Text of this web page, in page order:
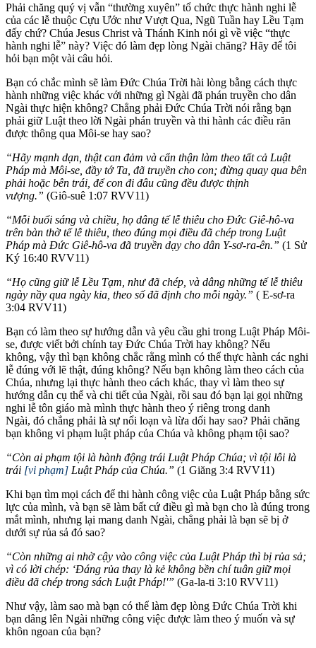
Phải chăng quý vị vẫn “thường xuyên” tổ chức thực hành nghi lễ
của các lễ thuộc Cựu Ước như Vượt Qua, Ngũ Tuần hay Lều Tạm
đấy chứ? Chúa Jesus Christ và Thánh Kinh nói gì về việc “thực
hành nghi lễ” này? Việc đó làm đẹp lòng Ngài chăng? Hãy để tôi
hỏi bạn một vài câu hỏi.
Bạn có chắc mình sẽ làm Đức Chúa Trời hài lòng bằng cách thực
hành những việc khác với những gì Ngài đã phán truyền cho dân
Ngài thực hiện không? Chẳng phải Đức Chúa Trời nói rằng bạn
phải giữ Luật theo lời Ngài phán truyền và thi hành các điều răn
được thông qua Môi-se hay sao?
“Hãy mạnh dạn, thật can đảm và cẩn thận làm theo tất cả Luật
Pháp mà Môi-se, đầy tớ Ta, đã truyền cho con; đừng quay qua bên
phải hoặc bên trái, để con đi đâu cũng đều được thịnh
vượng.” (Giô-suê 1:07 RVV11)
“Mỗi buổi sáng và chiều, họ dâng tế lễ thiêu cho Đức Giê-hô-va
trên bàn thờ tế lễ thiêu, theo đúng mọi điều đã chép trong Luật
Pháp mà Đức Giê-hô-va đã truyền dạy cho dân Y-sơ-ra-ên.” (1 Sử
Ký 16:40 RVV11)
“Họ cũng giữ lễ Lều Tạm, như đã chép, và dâng những tế lễ thiêu
ngày nầy qua ngày kia, theo số đã định cho mỗi ngày.” ( E-sơ-ra
3:04 RVV11)
Bạn có làm theo sự hướng dẫn và yêu cầu ghi trong Luật Pháp Môi-
se, được viết bởi chính tay Đức Chúa Trời hay không? Nếu
không, vậy thì bạn không chắc rằng mình có thể thực hành các nghi
lễ đúng với lẽ thật, đúng không? Nếu bạn không làm theo cách của
Chúa, nhưng lại thực hành theo cách khác, thay vì làm theo sự
hướng dẫn cụ thể và chi tiết của Ngài, rồi sau đó bạn lại gọi những
nghi lễ tôn giáo mà mình thực hành theo ý riêng trong danh
Ngài, đó chẳng phải là sự nổi loạn và lừa dối hay sao? Phải chăng
bạn không vi phạm luật pháp của Chúa và không phạm tội sao?
“Còn ai phạm tội là hành động trái Luật Pháp Chúa; vì tội lỗi là
trái [vi phạm] Luật Pháp của Chúa.” (1 Giăng 3:4 RVV11)
Khi bạn tìm mọi cách để thi hành công việc của Luật Pháp bằng sức
lực của mình, và bạn sẽ làm bất cứ điều gì mà bạn cho là đúng trong
mắt mình, nhưng lại mang danh Ngài, chẳng phải là bạn sẽ bị ở
dưới sự rủa sả đó sao?
“Còn những ai nhờ cậy vào công việc của Luật Pháp thì bị rủa sả;
vì có lời chép: ‘Đáng rủa thay là kẻ không bền chí tuân giữ mọi
điều đã chép trong sách Luật Pháp!'” (Ga-la-ti 3:10 RVV11)
Như vậy, làm sao mà bạn có thể làm đẹp lòng Đức Chúa Trời khi
bạn dâng lên Ngài những công việc được làm theo ý muốn và sự
khôn ngoan của bạn?